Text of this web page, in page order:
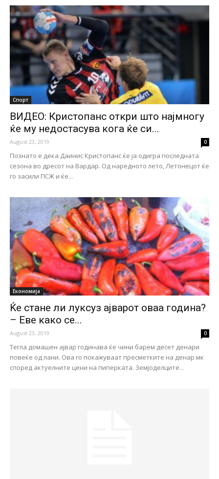
Спорт
ВИДЕО: Кристопанс откри што најмногу
ќе му недостасува кога ќе си...
August 23, 2019 0
Познато е дека Даинис Кристопанс ќе ја одигра последната
сезона во дресот на Вардар. Од наредното лето, Летонецот ќе
го засили ПСЖ и ќе...
Економија
Ќе стане ли луксуз ајварот оваа година?
– Еве како се...
August 23, 2019 0
Тегла домашен ајвар годинава ќе чини барем десет денари
повеќе од лани. Ова го покажуваат пресметките на денар.мк
според актуелните цени на пиперката. Земјоделците...